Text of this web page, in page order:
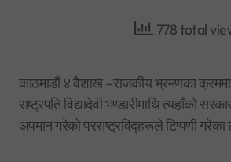
778 total
काठमाडौं ४ वैशाख –राजकीय भ्रमणका
राष्ट्रपति विद्यादेवी भण्डारीमाथि त्यहाँको
अपमान गरेको परराष्ट्रविद्हरूले टिप्पणी